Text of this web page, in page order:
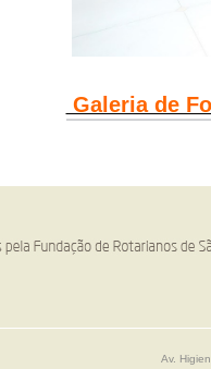
Galeria de
Av.